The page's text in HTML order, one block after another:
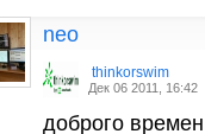
neo
thinkorswim
Дек 06 2011, 16:42
доброго